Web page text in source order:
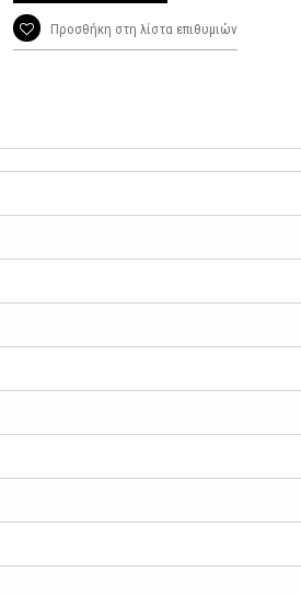
Προσθήκη στη λίστα επιθυμιών